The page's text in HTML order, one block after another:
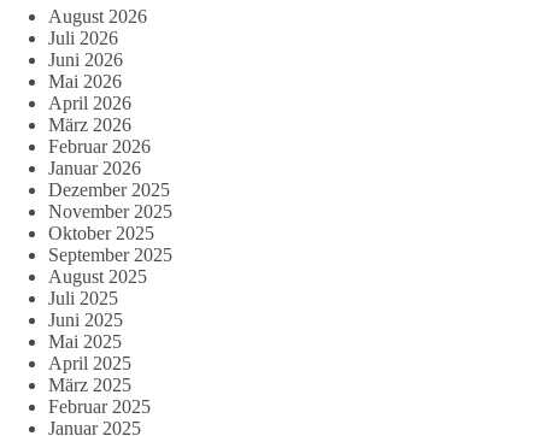
August 2026
Juli 2026
Juni 2026
Mai 2026
April 2026
März 2026
Februar 2026
Januar 2026
Dezember 2025
November 2025
Oktober 2025
September 2025
August 2025
Juli 2025
Juni 2025
Mai 2025
April 2025
März 2025
Februar 2025
Januar 2025